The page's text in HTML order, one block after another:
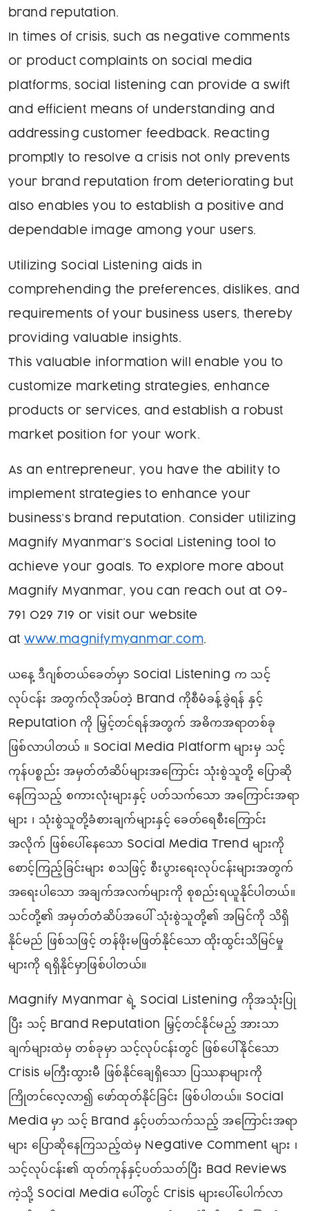
brand reputation.
In times of crisis, such as negative comments
or product complaints on social media
platforms, social listening can provide a swift
and efficient means of understanding and
addressing customer feedback. Reacting
promptly to resolve a crisis not only prevents
your brand reputation from deteriorating but
also enables you to establish a positive and
dependable image among your users.
Utilizing Social Listening aids in
comprehending the preferences, dislikes, and
requirements of your business users, thereby
providing valuable insights.
This valuable information will enable you to
customize marketing strategies, enhance
products or services, and establish a robust
market position for your work.
As an entrepreneur, you have the ability to
implement strategies to enhance your
business’s brand reputation. Consider utilizing
Magnify Myanmar’s Social Listening tool to
achieve your goals. To explore more about
Magnify Myanmar, you can reach out at 09-
791 029 719 or visit our website
atwww.magnifymyanmar.com.
ယနေ့ ဒီဂျစ်တယ်ခေတ်မှာ Social Listening က သင့်
လုပ်ငန်း အတွက်လိုအပ်တဲ့ Brand ကိုစီမံခန့်ခွဲရန် နှင့်
Reputation ကို မြှင့်တင်ရန်အတွက် အဓိကအရာတစ်ခု
ဖြစ်လာပါတယ် ။ Social Media Platform များမှ သင့်
ကုန်ပစ္စည်း အမှတ်တံဆိပ်များအကြောင်း သုံးစွဲသူတို့ ပြောဆို
နေကြသည့် စကားလုံးများနှင့် ပတ်သက်သော အကြောင်းအရာ
များ ၊ သုံးစွဲသူတို့ခံစားချက်များနှင့် ခေတ်ရေစီးကြောင်း
အလိုက် ဖြစ်ပေါ်နေသော Social Media Trend များကို
စောင့်ကြည့်ခြင်းများ စသဖြင့် စီးပွားရေးလုပ်ငန်းများအတွက်
အရေးပါသော အချက်အလက်များကို စုစည်းရယူနိုင်ပါတယ်။
သင်တို့၏ အမှတ်တံဆိပ်အပေါ် သုံးစွဲသူတို့၏ အမြင်ကို သိရှိ
နိုင်မည် ဖြစ်သဖြင့် တန်ဖိုးမဖြတ်နိုင်သော ထိုးထွင်းသိမြင်မှု
များကို ရရှိနိုင်မှာဖြစ်ပါတယ်။
Magnify Myanmar ရဲ့ Social Listening ကိုအသုံးပြု
ပြီး သင့် Brand Reputation မြှင့်တင်နိုင်မည့် အားသာ
ချက်များထဲမှ တစ်ခုမှာ သင့်လုပ်ငန်းတွင် ဖြစ်ပေါ်နိုင်သော
Crisis မကြီးထွားမီ ဖြစ်နိုင်ချေရှိသော ပြဿနာများကို
ကြိုတင်လေ့လာ၍ ဖော်ထုတ်နိုင်ခြင်း ဖြစ်ပါတယ်။ Social
Media မှာ သင့် Brand နှင့်ပတ်သက်သည့် အကြောင်းအရာ
များ ပြောဆိုနေကြသည့်ထဲမှ Negative Comment များ ၊
သင့်လုပ်ငန်း၏ ထုတ်ကုန်နှင့်ပတ်သတ်ပြီး Bad Reviews
ကဲ့သို့ Social Media ပေါ်တွင် Crisis များပေါ်ပေါက်လာ